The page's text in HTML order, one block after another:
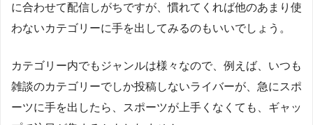
に合わせて配信しがちですが、慣れてくれば他のあまり使
わないカテゴリーに手を出してみるのもいいでしょう。
カテゴリー内でもジャンルは様々なので、例えば、いつも
雑談のカテゴリーでしか投稿しないライバーが、急にスポ
ーツに手を出したら、スポーツが上手くなくても、ギャッ